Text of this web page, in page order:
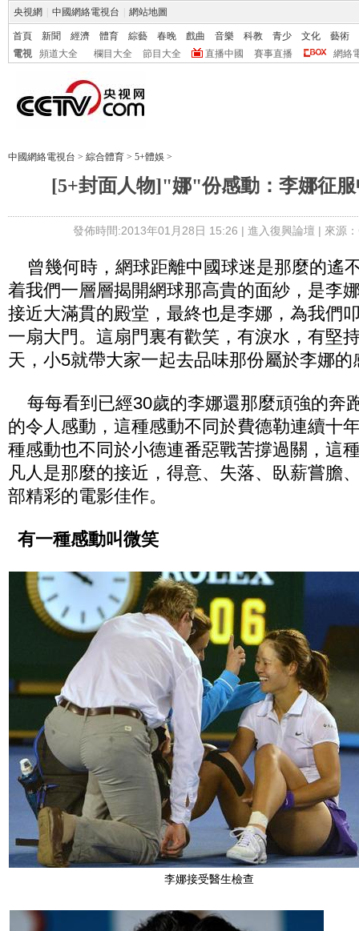
央視網 中國網絡電視台 網站地圖
首頁 新聞 經濟 體育 綜藝 春晚 戲曲 音樂 科教 青少 文化
藝術
電視
頻道大全 欄目大全 節目大全 直播中國 賽事直播 網絡
中國網絡電視台 > 綜合體育 > 5+體娛 >
[5+封面人物]"娜"份感動：李娜征
發佈時間:2013年01月28日 15:26 | 進入復興論壇 | 來源
曾幾何時，網球距離中國球迷是那麼的遙
着我們一層層揭開網球那高貴的面紗，是李
接近大滿貫的殿堂，最終也是李娜，為我們
一扇大門。這扇門裏有歡笑，有淚水，有
天，小5就帶大家一起去品味那份屬於李娜的
每每看到已經30歲的李娜還那麼頑強的奔
的令人感動，這種感動不同於費德勒連續十
種感動也不同於小德連番惡戰苦撐過關，這
凡人是那麼的接近，得意、失落、臥薪嘗膽
部精彩的電影佳作。
有一種感動叫微笑
李娜接受醫生檢查